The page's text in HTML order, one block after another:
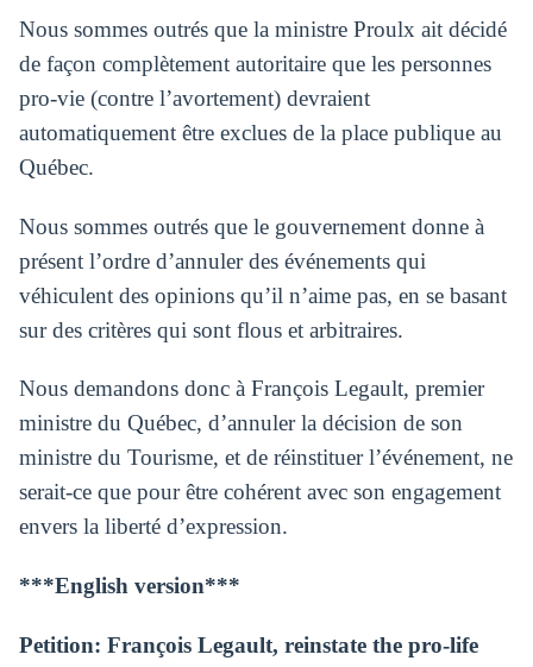
Nous sommes outrés que la ministre Proulx ait décidé
de façon complètement autoritaire que les personnes
pro-vie (contre l’avortement) devraient
automatiquement être exclues de la place publique au
Québec.
Nous sommes outrés que le gouvernement donne à
présent l’ordre d’annuler des événements qui
véhiculent des opinions qu’il n’aime pas, en se basant
sur des critères qui sont flous et arbitraires.
Nous demandons donc à François Legault, premier
ministre du Québec, d’annuler la décision de son
ministre du Tourisme, et de réinstituer l’événement, ne
serait-ce que pour être cohérent avec son engagement
envers la liberté d’expression.
***English version***
Petition: François Legault, reinstate the pro-life